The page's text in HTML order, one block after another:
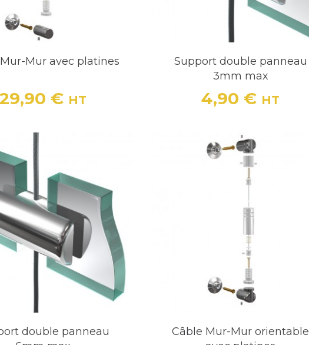
Mur avec platines
Prix
29,90 € HT
Support double panneau
3mm max
Prix
4,90 € HT
double panneau
Câble Mur-Mur orientable